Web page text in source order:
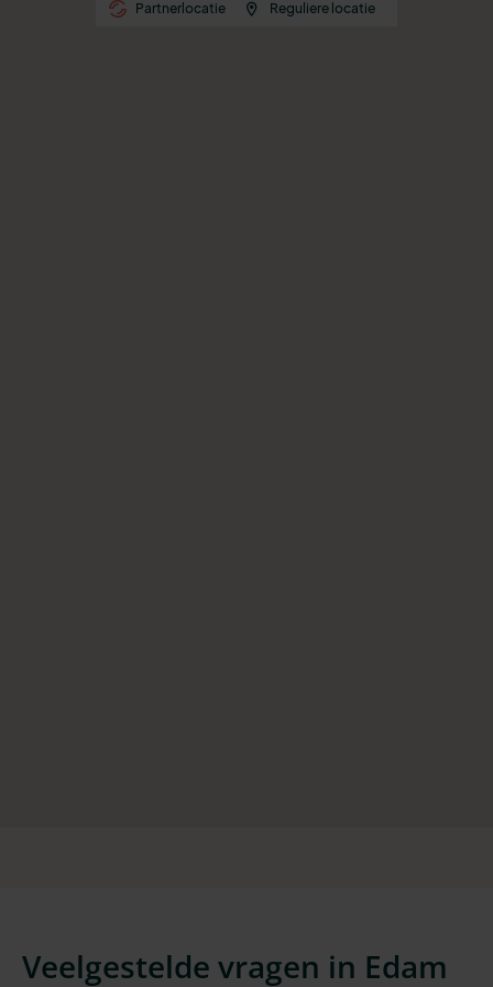
Partnerlocatie Reguliere locatie
Veelgestelde vragen in Edam